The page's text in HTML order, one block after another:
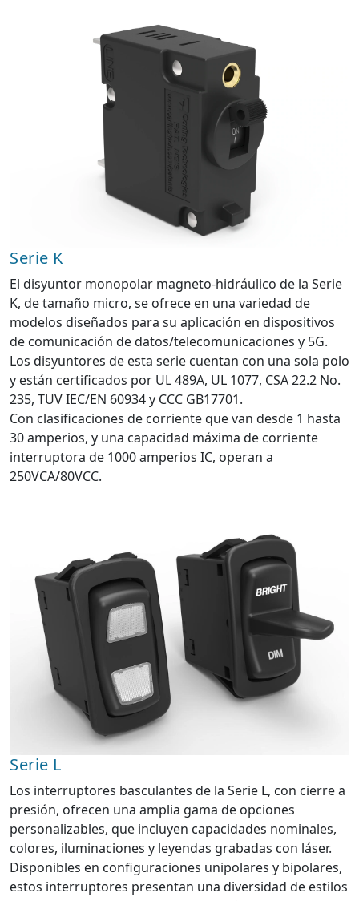
Serie K
El disyuntor monopolar magneto-hidráulico de la Serie
K, de tamaño micro, se ofrece en una variedad de
modelos diseñados para su aplicación en dispositivos
de comunicación de datos/telecomunicaciones y 5G.
Los disyuntores de esta serie cuentan con una sola polo
y están certificados por UL 489A, UL 1077, CSA 22.2 No.
235, TUV IEC/EN 60934 y CCC GB17701.
Con clasificaciones de corriente que van desde 1 hasta
30 amperios, y una capacidad máxima de corriente
interruptora de 1000 amperios IC, operan a
250VCA/80VCC.
Serie L
Los interruptores basculantes de la Serie L, con cierre a
presión, ofrecen una amplia gama de opciones
personalizables, que incluyen capacidades nominales,
colores, iluminaciones y leyendas grabadas con láser.
Disponibles en configuraciones unipolares y bipolares,
estos interruptores presentan una diversidad de estilos